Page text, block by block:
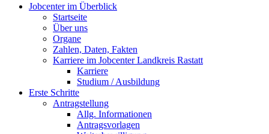
Jobcenter im Überblick
Startseite
Über uns
Organe
Zahlen, Daten, Fakten
Karriere im Jobcenter Landkreis Rastatt
Karriere
Studium / Ausbildung
Erste Schritte
Antragstellung
Allg. Informationen
Antragsvorlagen